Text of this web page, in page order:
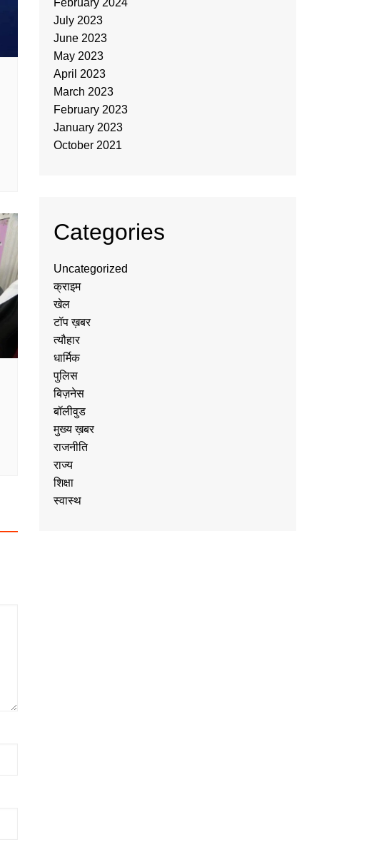
February 2024
July 2023
June 2023
May 2023
April 2023
March 2023
February 2023
January 2023
October 2021
Categories
Uncategorized
क्राइम
खेल
टॉप ख़बर
त्यौहार
धार्मिक
पुलिस
बिज़नेस
बॉलीवुड
मुख्य ख़बर
राजनीति
राज्य
शिक्षा
स्वास्थ